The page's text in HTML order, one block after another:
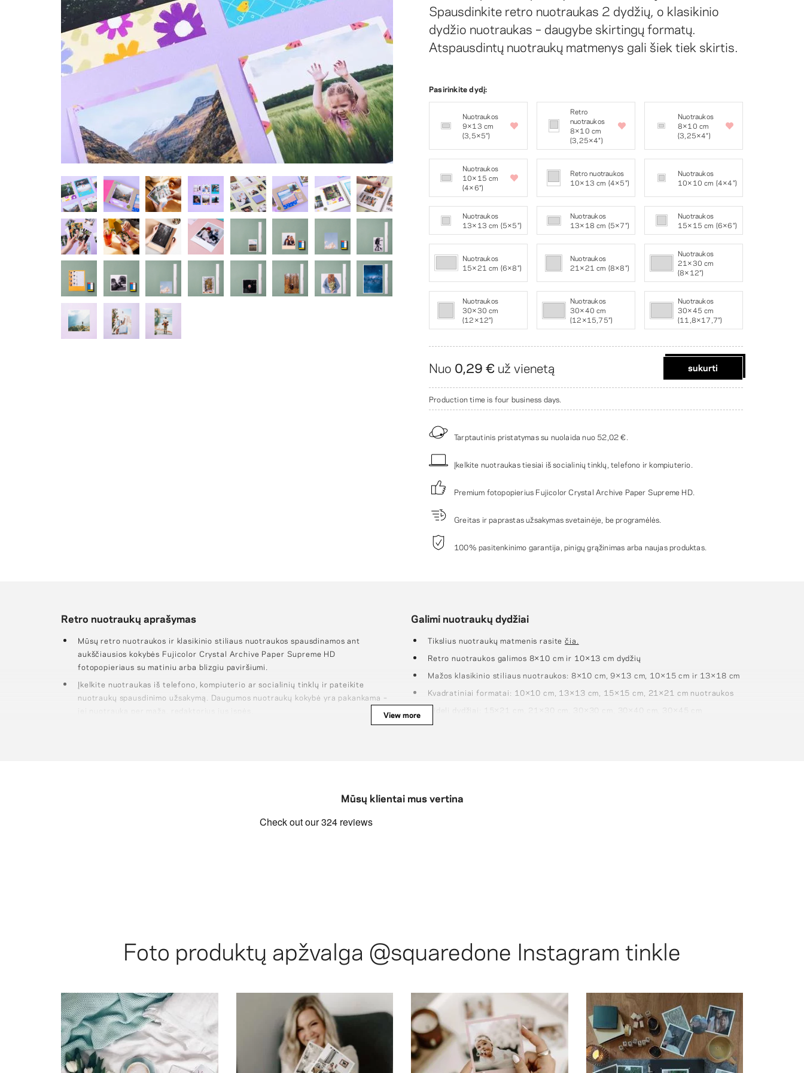
Spausdinkite retro nuotraukas 2 dydžių, o klasikinio
dydžio nuotraukas – daugybe skirtingų formatų.
Atspausdintų nuotraukų matmenys gali šiek tiek skirtis.
Pasirinkite dydį:
Nuotraukos
9×13 cm
(3,5×5″)
Retro
nuotraukos
8×10 cm
(3,25×4″)
Nuotraukos
8×10 cm
(3,25×4″)
Nuotraukos
10×15 cm
(4×6″)
Retro nuotraukos
10×13 cm (4×5″)
Nuotraukos
10×10 cm (4×4″)
Nuotraukos
13×13 cm (5×5″)
Nuotraukos
13×18 cm (5×7″)
Nuotraukos
15×15 cm (6×6″)
Nuotraukos
15×21 cm (6×8″)
Nuotraukos
21×21 cm (8×8″)
Nuotraukos
21×30 cm
(8×12″)
Nuotraukos
30×30 cm
(12×12″)
Nuotraukos
30×40 cm
(12×15,75″)
Nuotraukos
30×45 cm
(11,8×17,7″)
Nuo 0,29 € už vienetą sukurti
Production time is four business days.
Tarptautinis pristatymas su nuolaida nuo 52,02 €
Įkelkite nuotraukas tiesiai iš socialinių tinklų, telefono ir kompiuterio.
Premium fotopopierius Fujicolor Crystal Archive Paper Supreme HD.
Greitas ir paprastas užsakymas svetainėje, be programėlės.
100% pasitenkinimo garantija, pinigų grąžinimas arba naujas produktas.
Retro nuotraukų aprašymas
Mūsų retro nuotraukos ir klasikinio stiliaus nuotraukos spausdinamos ant
aukščiausios kokybės Fujicolor Crystal Archive Paper Supreme HD
fotopopieriaus su matiniu arba blizgiu paviršiumi.
Įkelkite nuotraukas iš telefono, kompiuterio ar socialinių tinklų ir pateikite
nuotraukų spausdinimo užsakymą. Daugumos nuotraukų kokybė yra pakankama –
jei nuotrauka per maža, redaktorius jus įspės.
Galimi nuotraukų dydžiai
Tikslius nuotraukų matmenis rasitečia.
Retro nuotraukos galimos 8×10 cm ir 10×13 cm dydžių
Mažos klasikinio stiliaus nuotraukos: 8×10 cm, 9×13 cm, 10×15 cm ir 13×18 cm
Kvadratiniai formatai: 10×10 cm, 13×13 cm, 15×15 cm, 21×21 cm nuotraukos
Dideli dydžiai: 15×21 cm, 21×30 cm, 30×30 cm, 30×40 cm, 30×45 cm
View more
Mūsų klientai mus vertina
Foto produktų apžvalga @squaredone Instagram tinkle
@squared.one